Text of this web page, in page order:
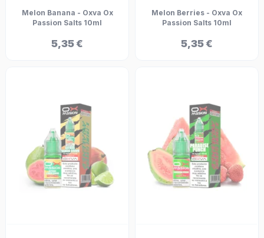
Melon Banana - Oxva Ox
Passion Salts 10ml
5,35 €
Melon Berries - Oxva Ox
Passion Salts 10ml
5,35 €